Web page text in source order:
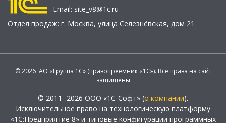
Email: site_v8@1c.ru
Отдел продаж: г. Москва, улица Селезнёвская, дом 21
© 2026 АО «Группа 1С» (правопреемник «1С»). Все права на сайт
защищены
© 2011- 2026 ООО «1С-Софт» (о компании).
Исключительное право на технологическую платформу
«1С:Предприятие 8» и типовые конфигурации программных